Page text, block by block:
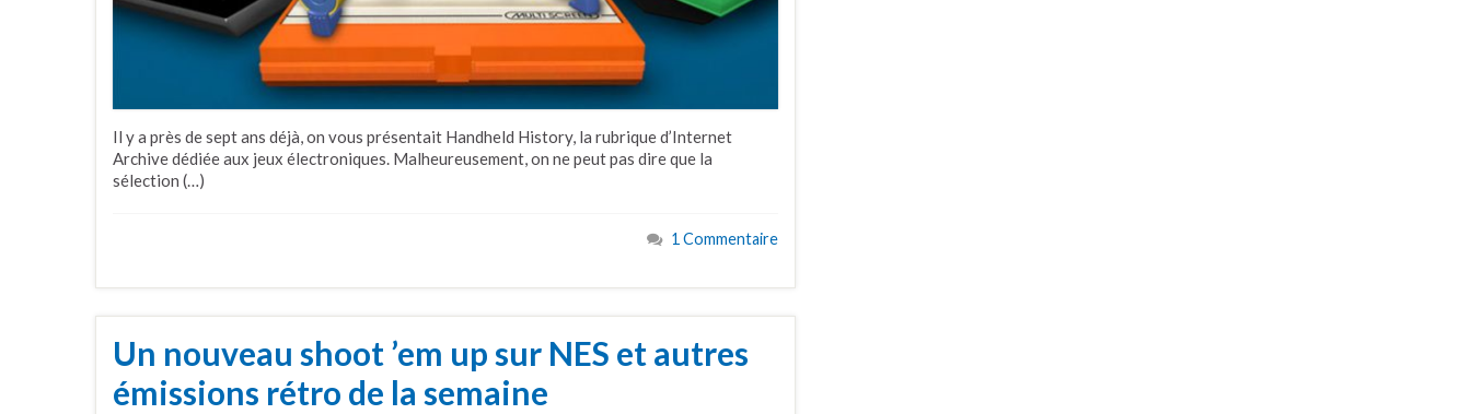
Il y a près de sept ans déjà, on vous présentait Handheld History, la rubrique d’Internet
Archive dédiée aux jeux électroniques. Malheureusement, on ne peut pas dire que la
sélection (…)
1 Commentaire
Un nouveau shoot ’em up sur NES et autres
émissions rétro de la semaine